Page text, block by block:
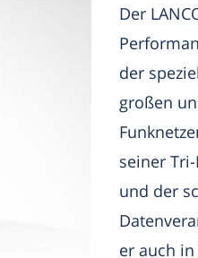
Der
der
großen
seiner
und der
er auch